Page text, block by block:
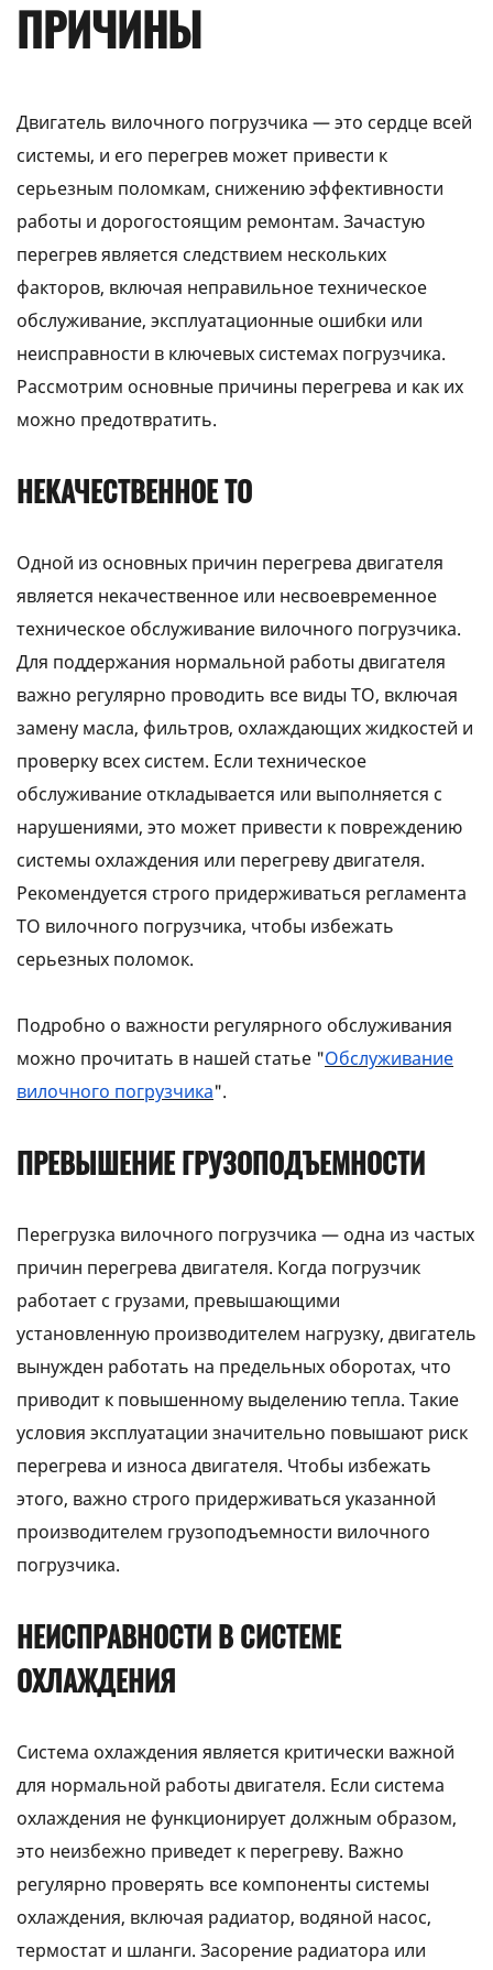
ПРИЧИНЫ
Двигатель вилочного погрузчика — это сердце всей
системы, и его перегрев может привести к
серьезным поломкам, снижению эффективности
работы и дорогостоящим ремонтам. Зачастую
перегрев является следствием нескольких
факторов, включая неправильное техническое
обслуживание, эксплуатационные ошибки или
неисправности в ключевых системах погрузчика.
Рассмотрим основные причины перегрева и как их
можно предотвратить.
НЕКАЧЕСТВЕННОЕ ТО
Одной из основных причин перегрева двигателя
является некачественное или несвоевременное
техническое обслуживание вилочного погрузчика.
Для поддержания нормальной работы двигателя
важно регулярно проводить все виды ТО, включая
замену масла, фильтров, охлаждающих жидкостей и
проверку всех систем. Если техническое
обслуживание откладывается или выполняется с
нарушениями, это может привести к повреждению
системы охлаждения или перегреву двигателя.
Рекомендуется строго придерживаться регламента
ТО вилочного погрузчика, чтобы избежать
серьезных поломок.
Подробно о важности регулярного обслуживания
можно прочитать в нашей статье "Обслуживание
вилочного погрузчика".
ПРЕВЫШЕНИЕ ГРУЗОПОДЪЕМНОСТИ
Перегрузка вилочного погрузчика — одна из частых
причин перегрева двигателя. Когда погрузчик
работает с грузами, превышающими
установленную производителем нагрузку, двигатель
вынужден работать на предельных оборотах, что
приводит к повышенному выделению тепла. Такие
условия эксплуатации значительно повышают риск
перегрева и износа двигателя. Чтобы избежать
этого, важно строго придерживаться указанной
производителем грузоподъемности вилочного
погрузчика.
НЕИСПРАВНОСТИ В СИСТЕМЕ
ОХЛАЖДЕНИЯ
Система охлаждения является критически важной
для нормальной работы двигателя. Если система
охлаждения не функционирует должным образом,
это неизбежно приведет к перегреву. Важно
регулярно проверять все компоненты системы
охлаждения, включая радиатор, водяной насос,
термостат и шланги. Засорение радиатора или